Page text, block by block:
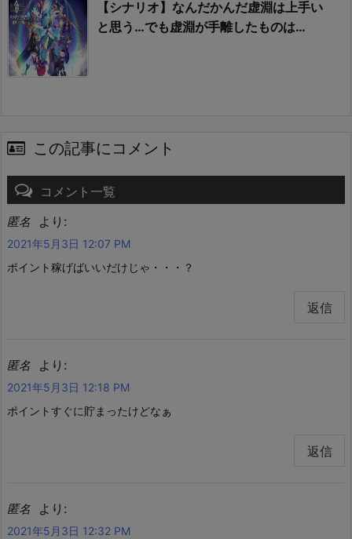
【シナリオ】なんだかんだ虚淵は上手い
と思う…でも虚淵が手離したものは…
この記事にコメント
コメント一覧
匿名 より:
2021年5月3日 12:07 PM
ポイント稼げばいいだけじゃ・・・？
返信
匿名 より:
2021年5月3日 12:18 PM
ポイントすぐに貯まったけどなぁ
返信
匿名 より:
2021年5月3日 12:32 PM